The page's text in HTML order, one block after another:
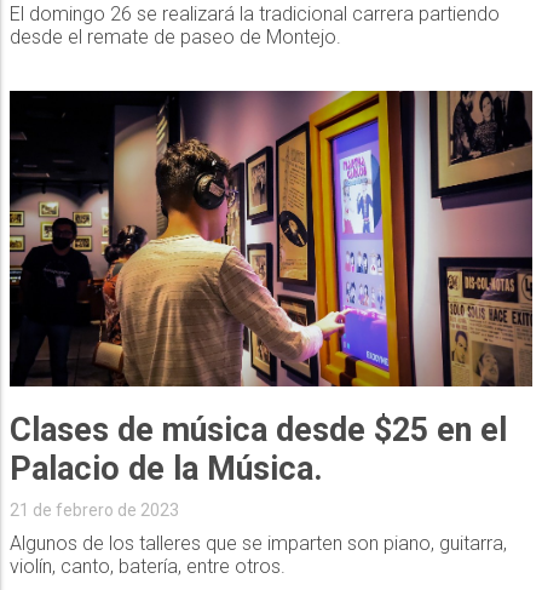
El domingo 26 se realizará la tradicional carrera partiendo
desde el remate de paseo de Montejo.
Clases de música desde $25 en el
Palacio de la Música.
21 de febrero de 2023
Algunos de los talleres que se imparten son piano, guitarra,
violín, canto, batería, entre otros.